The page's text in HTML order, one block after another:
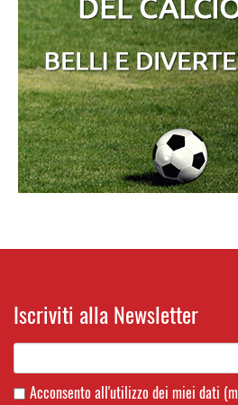
Iscriviti alla Newsletter
Acconsento all'utilizzo dei miei dati